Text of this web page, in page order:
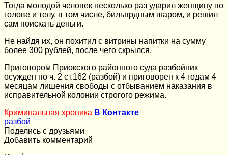
Тогда молодой человек несколько раз ударил женщину по
голове и телу, в том числе, бильярдным шаром, и решил
сам поискать деньги.
Не найдя их, он похитил с витрины напитки на сумму
более 300 рублей, после чего скрылся.
Приговором Приокского районного суда разбойник
осужден по ч. 2 ст.162 (разбой) и приговорен к 4 годам 4
месяцам лишения свободы с отбыванием наказания в
исправительной колонии строгого режима.
Криминальная хроника В Контакте
разбой
Поделись с друзьями
Добавить комментарий